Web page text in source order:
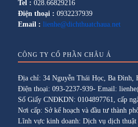
Tel : 028.66829216
Điện thoại : 0932237939
Email : lienhe@dichthuatchaua.net
CÔNG TY CỔ PHẦN CHÂU Á
Địa chỉ: 34 Nguyễn Thái Học, Ba Đình,
Điện thoại: 093-2237-939- Email:
Số Giấy CNĐKDN: 0104897761, cấp
Nơi cấp: Sở kế hoạch và đầu tư thành
Lĩnh vực kinh doanh: Dịch vụ dịch thuật